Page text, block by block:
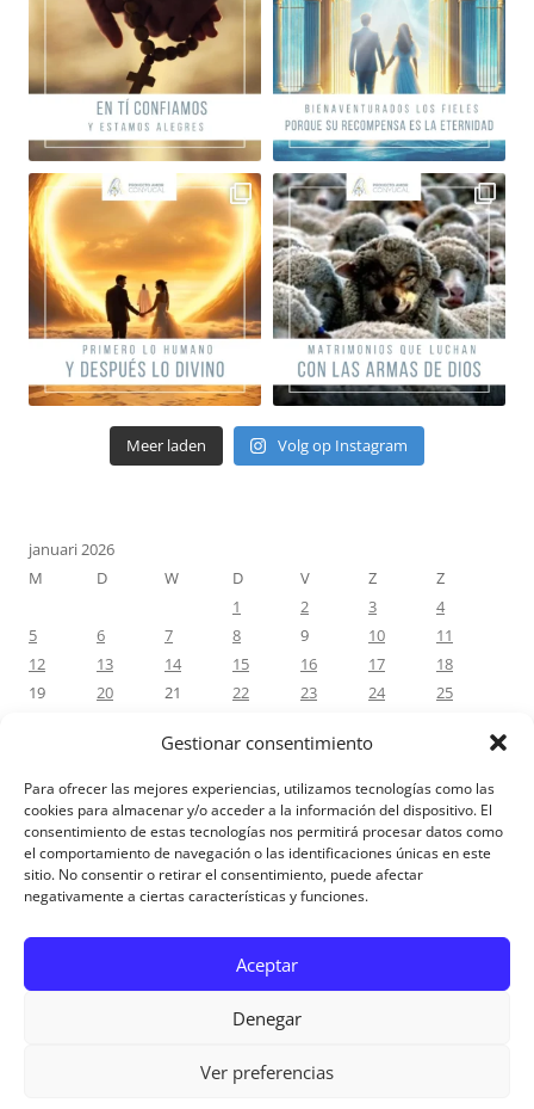
Gestionar consentimiento
Para ofrecer las mejores experiencias, utilizamos tecnologías como las
cookies para almacenar y/o acceder a la información del dispositivo. El
consentimiento de estas tecnologías nos permitirá procesar datos como
el comportamiento de navegación o las identificaciones únicas en este
sitio. No consentir o retirar el consentimiento, puede afectar
negativamente a ciertas características y funciones.
Aceptar
Denegar
Ver preferencias
Meer laden Volg op Instagram
januari 2026
M
D W D V Z
Z
1
2 3
4
5
6 7 8 9 10
11
12
13 14 15 16 17
18
19
20 21 22 23 24
25
RECENTE REACTIES